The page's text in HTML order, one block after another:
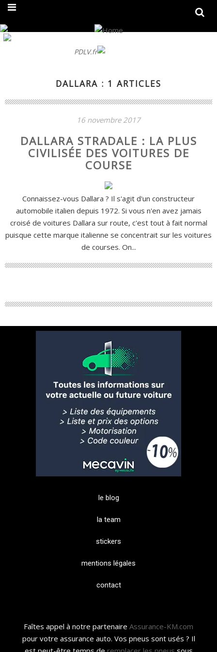
PDLV.fr
DALLARA : 1 ARTICLES
16 novembre 2017
DALLARA STRADALE : LA PLUS
CIVILISÉE DES VOITURES DE
COURSE
Connaissez-vous Dallara ? Il s'agit d'un constructeur
automobile italien depuis 1972. Si vous n'en avez jamais
croisé de voitures Dallara sur route, c'est tout à fait normal
puisque cette marque italienne se concentrait sur les voitures
de courses. On...
le blog
la team
stickers
mentions légales
contact
Faîtes appel à notre partenaire Assurance-KM.com
pour votre assurance auto. Vos pneus sont usés ? Il